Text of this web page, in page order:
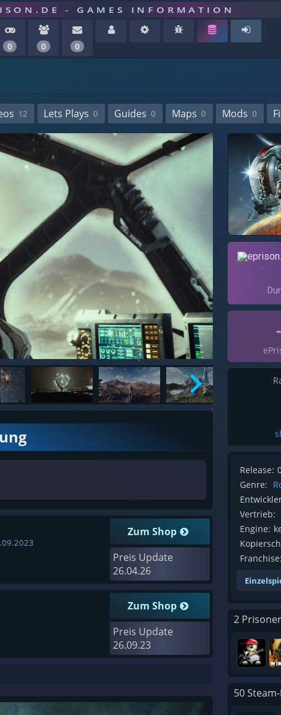
- GAMES INFORMATION
0 0 0
12 Lets Plays 0 Guides 0 Maps 0 Mods 0
Zum Shop
Preis Update
26.04.26
Zum Shop
Preis Update
26.09.23
-
Release:
Genre:
Vertrieb:
Engine:
Franchise:
2
50